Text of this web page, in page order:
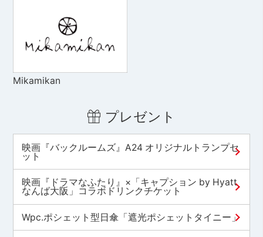
Mikamikan
プレゼント
映画『バックルームズ』A24 オリジナルトランプセ
ット
映画『ドラマなふたり』×「キャプション by Hyatt
なんば大阪」コラボドリンクチケット
Wpc.ポシェット型日傘「遮光ポシェットタイニー」